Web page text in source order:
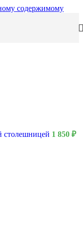
содержимому
столешницей 1 850 ₽